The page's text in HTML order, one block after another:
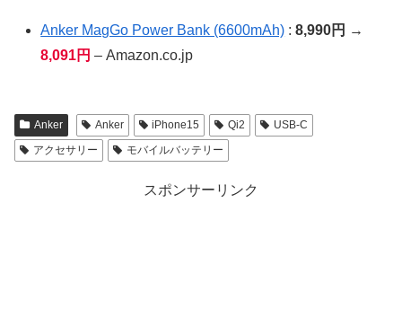
Anker MagGo Power Bank (6600mAh) :8,990円 →
8,091円 – Amazon.co.jp
Anker Anker iPhone15 Qi2
USB-C
アクセサリー
モバイルバッテリー
スポンサーリンク